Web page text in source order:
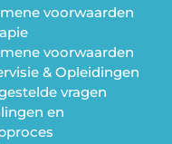
voorwaarden
voorwaarden
& Opleidingen
vragen
en